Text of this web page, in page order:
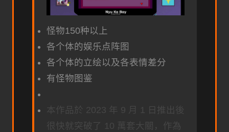
怪物150种以上
各个体的娱乐点阵图
各个体的立绘以及各表情差分
有怪物图鉴
本作品於 2023 年 9 月 1 日推出後
很快就突破了 10 萬套大關，作為